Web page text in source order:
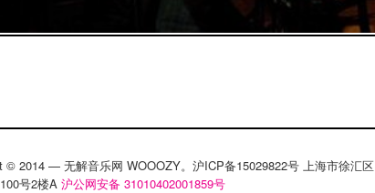
© 2014 — 无解音乐网 WOOOZY。沪ICP备15029822号 上海市徐汇区
号2楼A 沪公网安备 31010402001859号